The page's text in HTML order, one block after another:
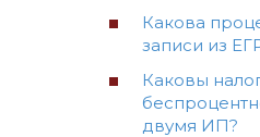
Какова
записи из
Каковы
двумя ИП?